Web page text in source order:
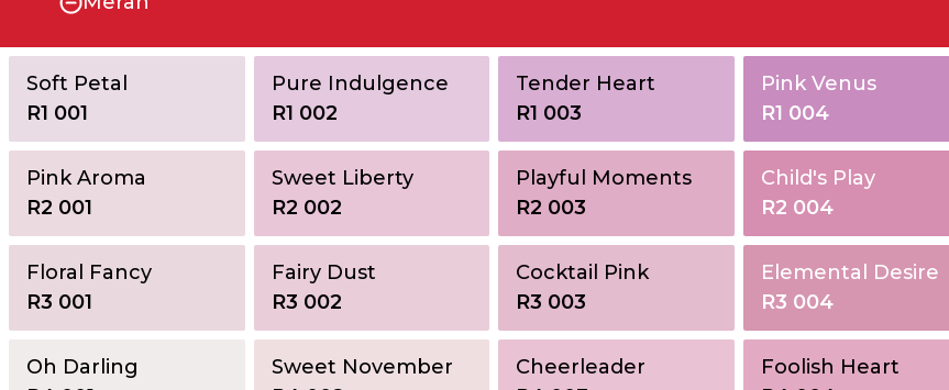
Cat Pelindung Kayu
Soft Petal
R1 001
Pure Indulgence
R1 002
Tender Heart
R1 003
Pink Venus
R1 004
Pink Aroma
R2 001
Sweet Liberty
R2 002
Playful Moments
R2 003
Child's Play
R2 004
Floral Fancy
R3 001
Fairy Dust
R3 002
Cocktail Pink
R3 003
Elemental Desire
R3 004
Oh Darling
Sweet November
Cheerleader
Foolish Heart